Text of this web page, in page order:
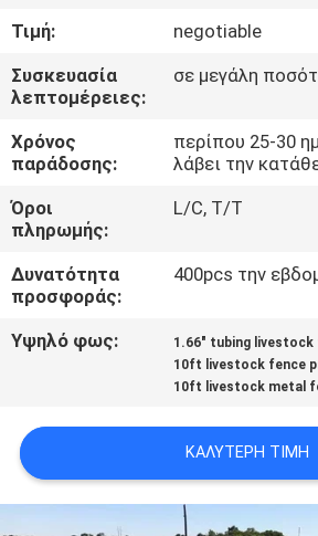
ΣΕ
ΕΠΑΦΉ
ΕΙΔΉΣΕΙΣ
ΖΗΤΉΣΤΕ
ΈΝΑ
ΑΠΌΣΠΑΣΜΑ
PRIVACY
POLICY
Τιμή:
negotiable
Συσκευασία
λεπτομέρειες:
σε μεγάλη
Χρόνος
παράδοσης:
περίπου 25-30
λάβει την
Όροι
πληρωμής:
L/C, T/T
Δυνατότητα
προσφοράς:
400pcs την
Υψηλό φως: 1.66" tubing livestock
10ft livestock fence
10ft livestock metal
ΚΑΛΎΤΕΡΗ ΤΙΜΉ